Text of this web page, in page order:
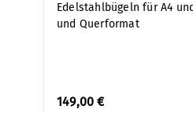
Edelstahlbügeln für A4
und Querformat
149,00 €